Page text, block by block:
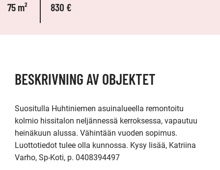
75 m² 830 €
BESKRIVNING AV OBJEKTET
Suositulla Huhtiniemen asuinalueella remontoitu
kolmio hissitalon neljännessä kerroksessa, vapautuu
heinäkuun alussa. Vähintään vuoden sopimus.
Luottotiedot tulee olla kunnossa. Kysy lisää, Katriina
Varho, Sp-Koti, p. 0408394497